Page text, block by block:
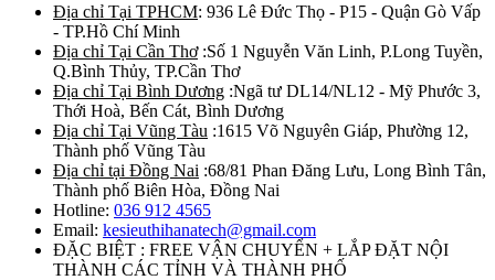
Địa chỉ Tại TPHCM: 936 Lê Đức Thọ - P15 - Quận Gò Vấp
- TP.Hồ Chí Minh
Địa chỉ Tại Cần Thơ:Số 1 Nguyễn Văn Linh, P.Long Tuyền,
Q.Bình Thủy, TP.Cần Thơ
Địa chỉ Tại Bình Dương :Ngã tư DL14/NL12 - Mỹ Phước 3,
Thới Hoà, Bến Cát, Bình Dương
Địa chỉ Tại Vũng Tàu :1615 Võ Nguyên Giáp, Phường 12,
Thành phố Vũng Tàu
Địa chỉ tại Đồng Nai :68/81 Phan Đăng Lưu, Long Bình Tân,
Thành phố Biên Hòa, Đồng Nai
Hotline: 036 912 4565
Email: kesieuthihanatech@gmail.com
ĐẶC BIỆT : FREE VẬN CHUYỂN + LẮP ĐẶT NỘI
THÀNH CÁC TỈNH VÀ THÀNH PHỐ